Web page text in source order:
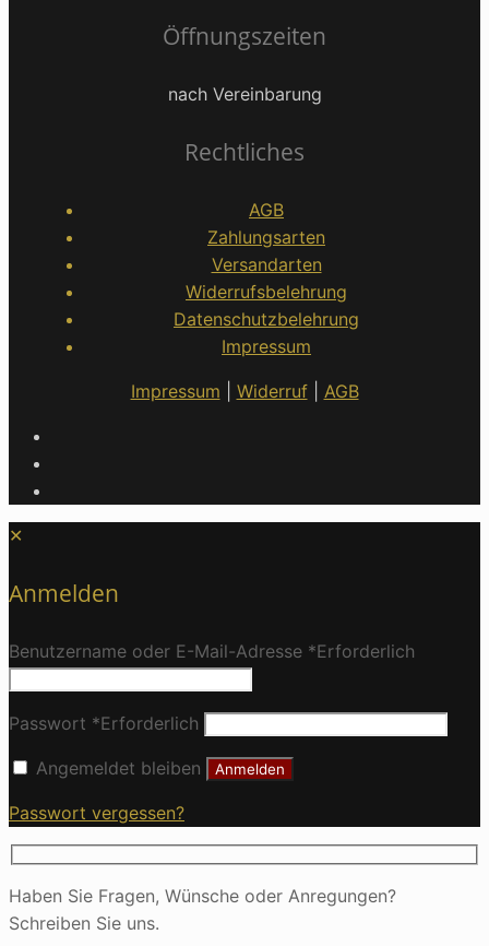
Öffnungszeiten
nach Vereinbarung
Rechtliches
AGB
Zahlungsarten
Versandarten
Widerrufsbelehrung
Datenschutzbelehrung
Impressum
Impressum Widerruf| AGB
✕
Anmelden
Benutzername oder E-Mail-Adresse *Erforderlich
Passwort *Erforderlich
Angemeldet bleiben Anmelden
Passwort vergessen?
Haben Sie Fragen, Wünsche oder Anregungen?
Schreiben Sie uns.